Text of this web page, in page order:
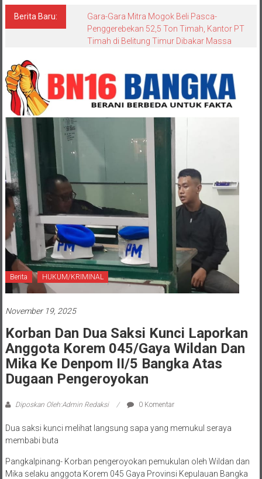
Berita Baru:
Gara-Gara Mitra Mogok Beli Pasca-
Penggerebekan 52,5 Ton Timah, Kantor PT
Timah di Belitung Timur Dibakar Massa
Berita HUKUM/KRIMINAL
November 19, 2025
Korban Dan Dua Saksi Kunci Laporkan
Anggota Korem 045/Gaya Wildan Dan
Mika Ke Denpom II/5 Bangka Atas
Dugaan Pengeroyokan
Diposkan Oleh:Admin Redaksi 0 Komentar
Dua saksi kunci melihat langsung sapa yang memukul seraya
membabi buta
Pangkalpinang- Korban pengeroyokan pemukulan oleh Wildan dan
Mika selaku anggota Korem 045 Gaya Provinsi Kepulauan Bangka